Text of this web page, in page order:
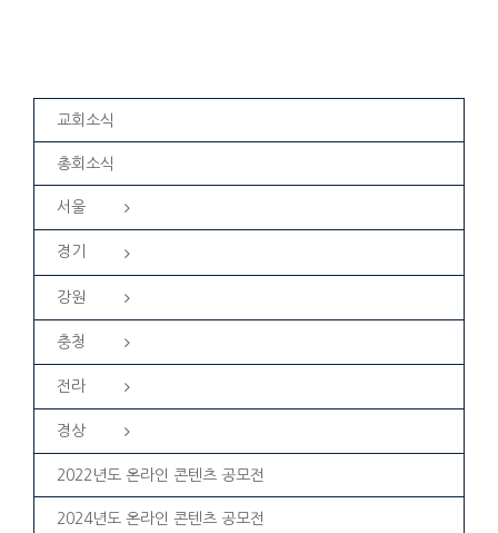
교회소식
총회소식
서울
경기
강원
충청
전라
경상
2022년도 온라인 콘텐츠 공모전
2024년도 온라인 콘텐츠 공모전